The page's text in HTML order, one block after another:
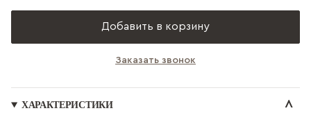
Добавить в корзину
Заказать звонок
ХАРАКТЕРИСТИКИ